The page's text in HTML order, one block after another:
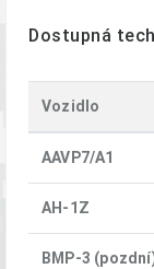
Dostupná
Vozidlo
AAVP7/A1
AH-1Z
BMP-3